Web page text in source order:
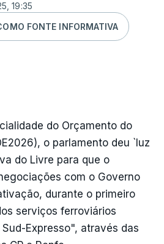
19:35
FONTE INFORMATIVA
do Orçamento do
o parlamento deu `luz
do Livre para que o
com o Governo
durante o primeiro
serviços ferroviários
Expresso", através das